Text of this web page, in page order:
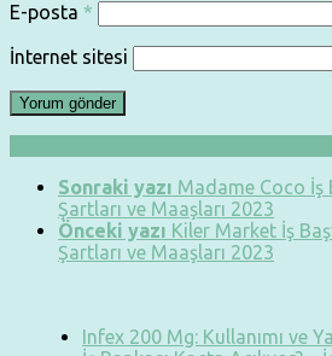
E-posta *
İnternet sitesi
Sonraki yazı Madame Coco İş
Şartları ve Maaşları 2023
Önceki yazı Kiler Market İş
Şartları ve Maaşları 2023
Infex 200 Mg: Kullanımı ve